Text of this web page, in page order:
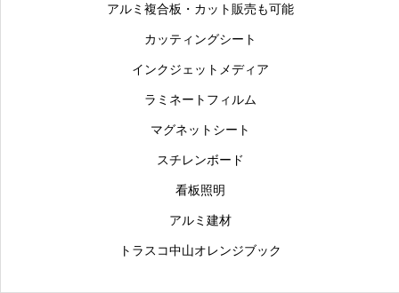
アルミ複合板・カット販売も可能
カッティングシート
インクジェットメディア
ラミネートフィルム
マグネットシート
スチレンボード
看板照明
アルミ建材
トラスコ中山オレンジブック